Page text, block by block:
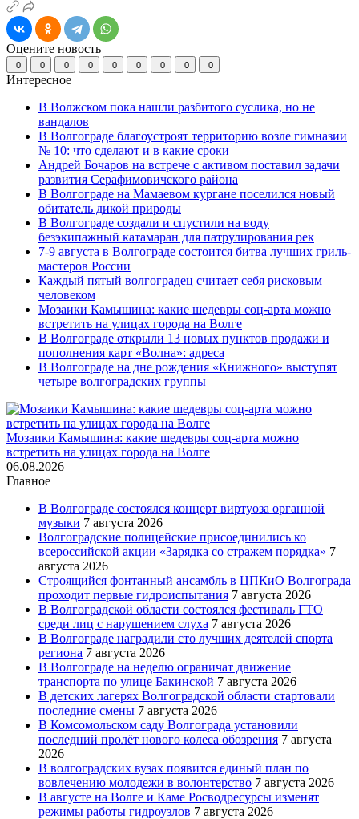
Оцените новость
0 0 0 0 0 0 0 0 0
Интересное
В Волжском пока нашли разбитого суслика, но не
вандалов
В Волгограде благоустроят территорию возле гимназии
№ 10: что сделают и в какие сроки
Андрей Бочаров на встрече с активом поставил задачи
развития Серафимовичского района
В Волгограде на Мамаевом кургане поселился новый
обитатель дикой природы
В Волгограде создали и спустили на воду
безэкипажный катамаран для патрулирования рек
7-9 августа в Волгограде состоится битва лучших гриль-
мастеров России
Каждый пятый волгоградец считает себя рисковым
человеком
Мозаики Камышина: какие шедевры соц-арта можно
встретить на улицах города на Волге
В Волгограде открыли 13 новых пунктов продажи и
пополнения карт «Волна»: адреса
В Волгограде на дне рождения «Книжного» выступят
четыре волгоградских группы
Мозаики Камышина: какие шедевры соц-арта можно
встретить на улицах города на Волге
06.08.2026
Главное
В Волгограде состоялся концерт виртуоза органной
музыки 7 августа 2026
Волгоградские полицейские присоединились ко
всероссийской акции «Зарядка со стражем порядка» 7
августа 2026
Строящийся фонтанный ансамбль в ЦПКиО Волгограда
проходит первые гидроиспытания 7 августа 2026
В Волгоградской области состоялся фестиваль ГТО
среди лиц с нарушением слуха 7 августа 2026
В Волгограде наградили сто лучших деятелей спорта
региона 7 августа 2026
В Волгограде на неделю ограничат движение
транспорта по улице Бакинской 7 августа 2026
В детских лагерях Волгоградской области стартовали
последние смены 7 августа 2026
В Комсомольском саду Волгограда установили
последний пролёт нового колеса обозрения 7 августа
2026
В волгоградских вузах появится единый план по
вовлечению молодежи в волонтерство 7 августа 2026
В августе на Волге и Каме Росводресурсы изменят
режимы работы гидроузлов 7 августа 2026